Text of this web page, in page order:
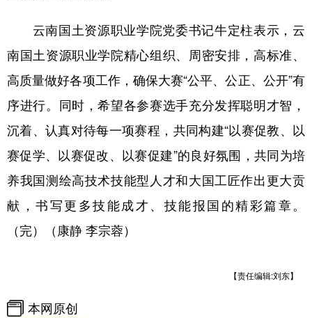
云南国土资源职业学院党委书记牛定柱表示，云
南国土资源职业学院精心组织、周密安排，高标准、
高质量做好各项工作，确保大赛“公平、公正、公开”有
序进行。同时，希望各参赛选手充分发挥聪明才智，
沉着、认真对待每一项赛程，共同构建“以赛促教、以
赛促学、以赛促改、以赛促建”的良好氛围，共同为培
养我国测绘高技术技能型人才和大国工匠作出更大贡
献，书写更多技能成才、技能报国的精彩篇章。
（完）（康静 李宗蓉）
【责任编辑:刘东】
本网原创